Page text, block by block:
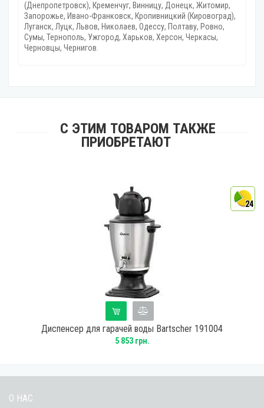
(Днепропетровск), Кременчуг, Винницу, Донецк‎, Житомир,
Запорожье, Ивано-Франковск, Кропивницкий‎ (Кировоград),
Луганск, Луцк, Львов, Николаев, Одессу, Полтаву, Ровно,
Сумы, Тернополь, Ужгород‎, Харьков, Херсон‎, Черкасы,
Черновцы, Чернигов.
С ЭТИМ ТОВАРОМ ТАКЖЕ
ПРИОБРЕТАЮТ
24
Диспенсер для гарачей воды Bartscher 191004
5 853 грн.
О НАС